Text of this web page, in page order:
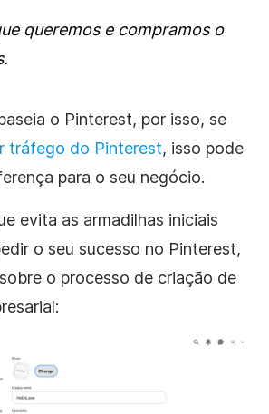
queremos e compramos o
o Pinterest, por isso, se
tráfego do Pinterest, isso pode
para o seu negócio.
evita as armadilhas iniciais
o seu sucesso no Pinterest,
o processo de criação de